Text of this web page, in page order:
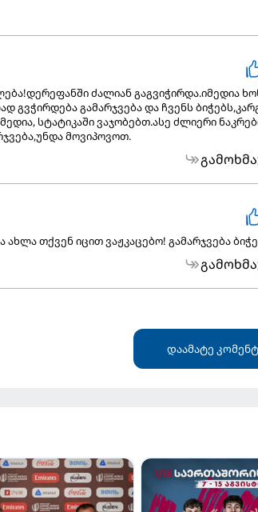
ძალიან გაგვიჭირდა.იმედია
გამარჯვება და ჩვენს
სტატიკაში ვაჯობებთ.ასე ძლიერი
მოვიპოვოთ.
ახლა თქვენ იცით ვაჟკაცებო! გამარჯვება
დაამატე